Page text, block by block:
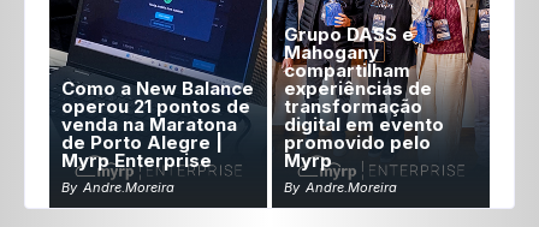
Como a New Balance
operou 21 pontos de
venda na Maratona
de Porto Alegre |
Myrp Enterprise
By Andre.moreira
Grupo DASS e
Mahogany
compartilham
experiências de
transformação
digital em evento
promovido pelo
Myrp
By Andre.moreira